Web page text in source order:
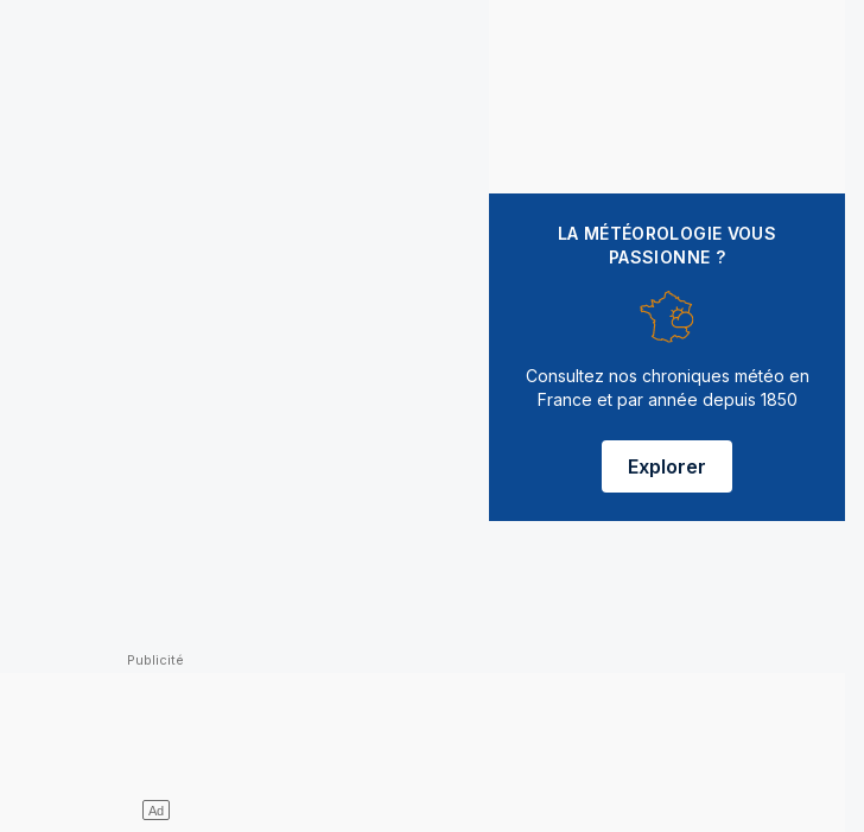
LA MÉTÉOROLOGIE VOUS
PASSIONNE ?
Consultez nos chroniques météo en
France et par année depuis 1850
Explorer